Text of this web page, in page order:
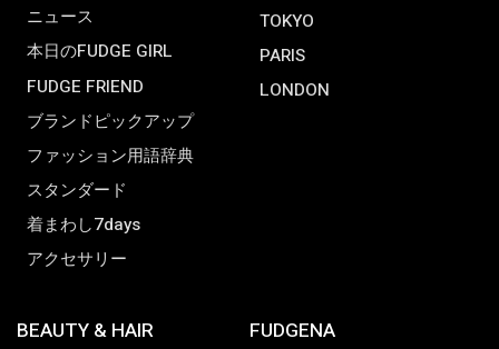
ニュース
本日のFUDGE GIRL
FUDGE FRIEND
ブランドピックアップ
ファッション用語辞典
スタンダード
着まわし7days
アクセサリー
TOKYO
PARIS
LONDON
BEAUTY & HAIR FUDGENA